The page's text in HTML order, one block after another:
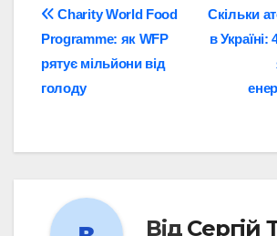
Навігація
записів
Скільки
в
Charity World Food
Programme: як WFP
рятує мільйони від
голоду
Від Сергій